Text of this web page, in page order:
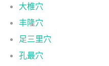
大椎穴
丰隆穴
足三里穴
孔最穴